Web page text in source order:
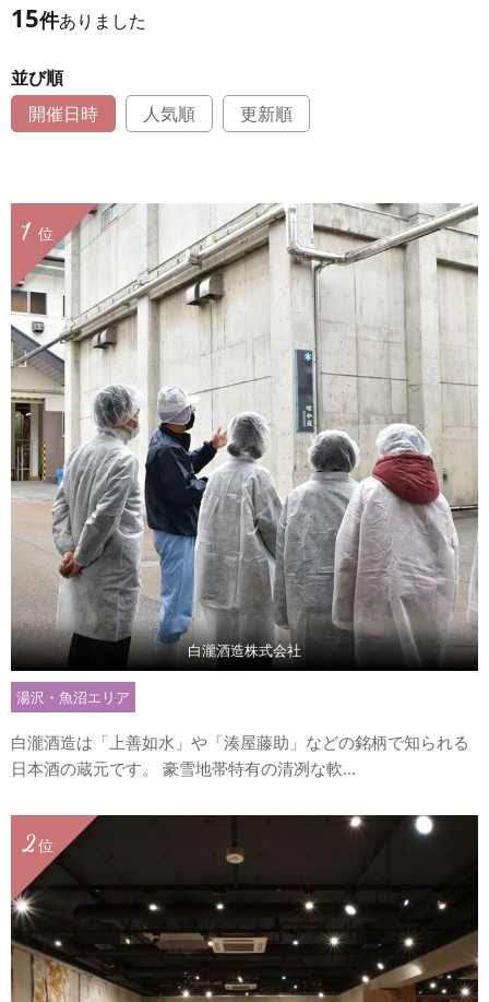
15件ありました
並び順
開催日時
人気順 更新順
位
1
白瀧酒造株式会社
湯沢・魚沼エリア
白瀧酒造は「上善如水」や「湊屋藤助」などの銘柄で知られる
日本酒の蔵元です。 豪雪地帯特有の清冽な軟...
位
2